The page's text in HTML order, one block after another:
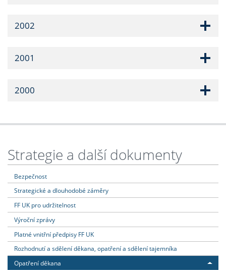
2002
2001
2000
Strategie a další dokumenty
Bezpečnost
Strategické a dlouhodobé záměry
FF UK pro udržitelnost
Výroční zprávy
Platné vnitřní předpisy FF UK
Rozhodnutí a sdělení děkana, opatření a sdělení tajemníka
Opatření děkana